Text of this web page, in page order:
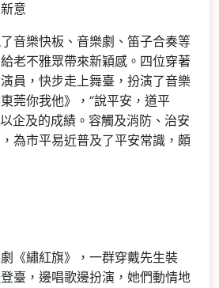
意
樂快板、音樂劇、笛子合奏等
老不雅眾帶來新穎感。四位穿著
員，快步走上舞臺，扮演了音樂
莞你我他》，“說平安，道平
企及的成績。容觸及消防、治安
為市平易近普及了平安常識，頗
《繡紅旗》，一群穿戴先生裝
登臺，邊唱歌邊扮演，她們動情地